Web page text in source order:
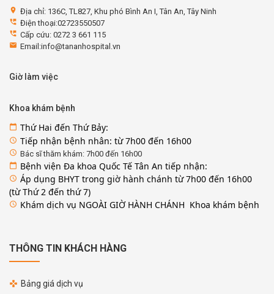
location_on Địa chỉ: 136C, TL827, Khu phó Bình An I, Tân An, Tây Ninh
perm_phone_msg Điện thoại:02723550507
perm_phone_msg Cấp cứu: 0272 3 661 115
email Email:info@tananhospital.vn
Giờ làm việc
Khoa khám bệnh
calendar_today Thứ Hai đến Thứ Bảy:
access_time Tiếp nhận bệnh nhân: từ 7h00 đến 16h00
access_time Bác sĩ thăm khám: 7h00 đến 16h00
calendar_today Bệnh viện Đa khoa Quốc Tế Tân An tiếp nhận:
access_time Áp dụng BHYT trong giờ hành chánh từ 7h00 đến 16h00
(từ Thứ 2 đến thứ 7)
access_time Khám dịch vụ NGOÀI GIỜ HÀNH CHÁNH Khoa khám bệnh
THÔNG TIN KHÁCH HÀNG
Bảng giá dịch vụ